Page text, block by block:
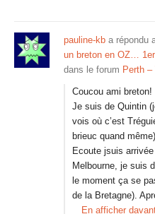
pauline-kb a répondu
un breton en OZ…
dans le forum Perth
Coucou ami breton!
Je suis de Quintin
vois où c’est
brieuc quand
Ecoute jsuis
Melbourne, je suis
le moment ça se
de la Bretagne).
En afficher